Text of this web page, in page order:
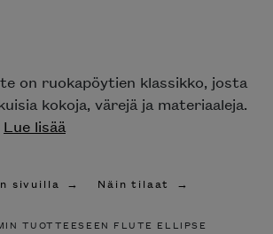
on ruokapöytien klassikko, josta
kokoja, värejä ja materiaaleja.
Lue lisää
sivuilla Näin tilaat
TUOTTEESEEN FLUTE ELLIPSE